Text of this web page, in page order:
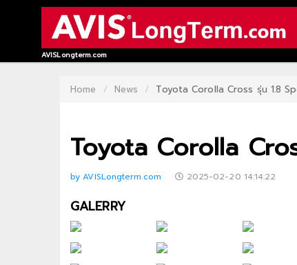
HOME
CONTACT
AVISLongterm.com
Home News Toyota Corolla Cross รุ่น 1.8
Toyota Corolla
by AVISLongterm.com 2025-02-20 14:14:22
GALERRY